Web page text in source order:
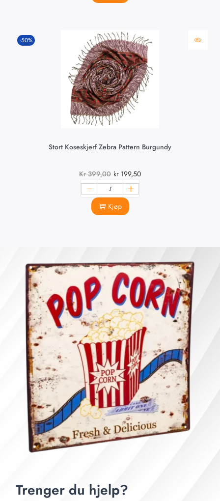
-50%
Stort Koseskjerf Zebra Pattern Burgundy
Kr399,00 kr 199,50
Kjøp
Trenger du hjelp?